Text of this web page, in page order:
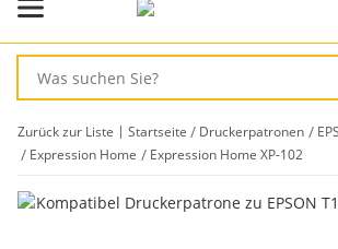
Zurück zur Liste Startseite Druckerpatronen
Expression Home
Expression Home XP-102